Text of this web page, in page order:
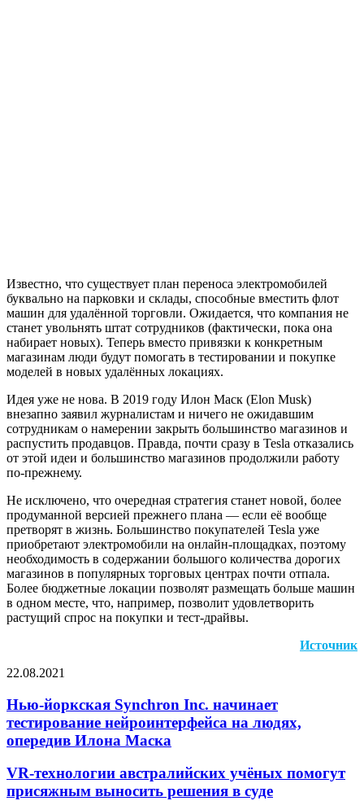
Известно, что существует план переноса электромобилей
буквально на парковки и склады, способные вместить флот
машин для удалённой торговли. Ожидается, что компания не
станет увольнять штат сотрудников (фактически, пока она
набирает новых). Теперь вместо привязки к конкретным
магазинам люди будут помогать в тестировании и покупке
моделей в новых удалённых локациях.
Идея уже не нова. В 2019 году Илон Маск (Elon Musk)
внезапно заявил журналистам и ничего не ожидавшим
сотрудникам о намерении закрыть большинство магазинов и
распустить продавцов. Правда, почти сразу в Tesla отказались
от этой идеи и большинство магазинов продолжили работу
по-прежнему.
Не исключено, что очередная стратегия станет новой, более
продуманной версией прежнего плана — если её вообще
претворят в жизнь. Большинство покупателей Tesla уже
приобретают электромобили на онлайн-площадках, поэтому
необходимость в содержании большого количества дорогих
магазинов в популярных торговых центрах почти отпала.
Более бюджетные локации позволят размещать больше машин
в одном месте, что, например, позволит удовлетворить
растущий спрос на покупки и тест-драйвы.
Источник
22.08.2021
через
электронную
почту
Нью-йоркская Synchron Inc. начинает
тестирование нейроинтерфейса на людях,
опередив Илона Маска
VR-технологии австралийских учёных помогут
присяжным выносить решения в суде